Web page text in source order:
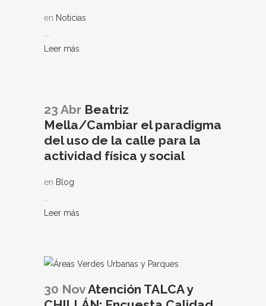
en Noticias
Leer más
23 Abr Beatriz
Mella/Cambiar el paradigma
del uso de la calle para la
actividad física y social
en Blog
Leer más
30 NovAtención TALCA y